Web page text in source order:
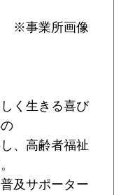
画像
く生きる喜び
、高齢者福祉
及サポーター